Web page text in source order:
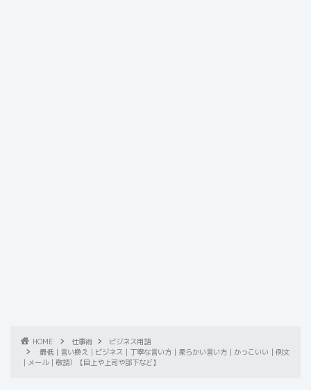
HOME 仕事術
ビジネス用語
最低｜言い換え｜ビジネス｜丁寧な言い方｜柔らかい言い方｜かっこいい｜例文
｜メール｜敬語）【目上や上司や部下など】